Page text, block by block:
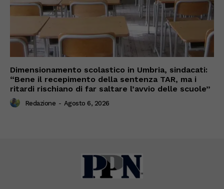
Dimensionamento scolastico in Umbria, sindacati:
“Bene il recepimento della sentenza TAR, ma i
ritardi rischiano di far saltare l’avvio delle scuole”
Redazione - Agosto 6, 2026